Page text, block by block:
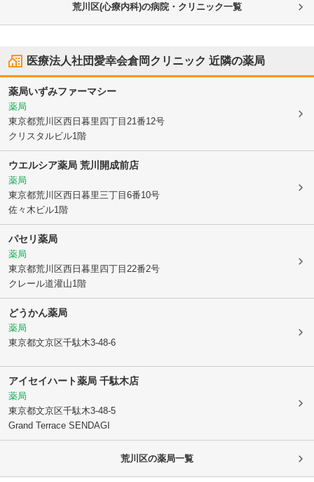
荒川区(心療内科)の病院・クリニック一覧
医療法人社団愛幸会倉岡クリニック 近隣の薬局
薬局いずみファーマシー
薬局
東京都荒川区西日暮里四丁目21番12号
クリスタルビル1階
ウエルシア薬局 荒川開成前店
薬局
東京都荒川区西日暮里三丁目6番10号
佐々木ビル1階
パセリ薬局
薬局
東京都荒川区西日暮里四丁目22番2号
クレール道灌山1階
どうかん薬局
薬局
東京都文京区千駄木3-48-6
アイセイハート薬局 千駄木店
薬局
東京都文京区千駄木3-48-5
Grand Terrace SENDAGI
荒川区の薬局一覧